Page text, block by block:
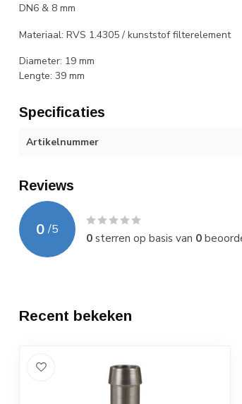
DN6 & 8 mm
Materiaal: RVS 1.4305 / kunststof filterelement
Diameter: 19 mm
Lengte: 39 mm
Specificaties
Artikelnummer
Reviews
0 /5
0sterren op basis van 0
Recent bekeken